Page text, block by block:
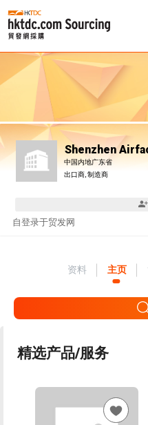
Shenzhen
中国内地广东省
出口商, 制造商
自登录于贸发网
资料 主页
精选产品/服务